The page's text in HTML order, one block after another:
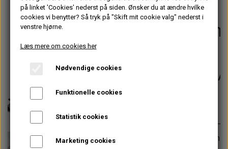
TEKNISK DATA
VANDPOLERINGPå lager
Aluminiums
til
HS4/HS6/
414,40 kr.
Blændprop (5-8UNF) medfølger, men
på linket 'Cookies' nederst på siden. Ønsker du at ændre hvilke
cookies vi benytter? Så tryk på "Skift mit cookie valg" nederst i
venstre hjørne.
Læs mere om cookies her
Nødvendige cookies
Funktionelle cookies
Statistik cookies
Marketing cookies